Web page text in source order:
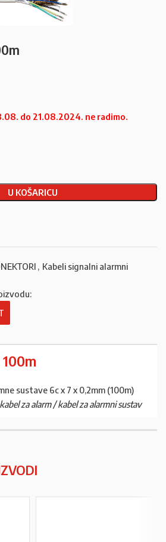
do 21.08.2024. ne radimo.
U KOŠARICU
, Kabeli signalni alarmni
sustave 6c x 7 x 0,2mm (100m)
za alarm / kabel za alarmni sustav